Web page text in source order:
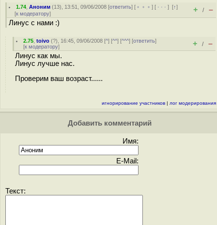
1.74 ,Аноним (13), 13:51, 09/06/2008 [ответить] [ ﹢﹢﹢] [ · · ·][↑]
[к модератору] + / –
Линус с нами :)
2.75 ,toivo (?), 16:45, 09/06/2008 [^] [^^] [^^^] [ответить]
[к модератору] + / –
Линус как мы.
Линус лучше нас.
Проверим ваш возраст......
игнорирование участников | лог модерирования
Добавить комментарий
Имя:
E-Mail:
Текст: